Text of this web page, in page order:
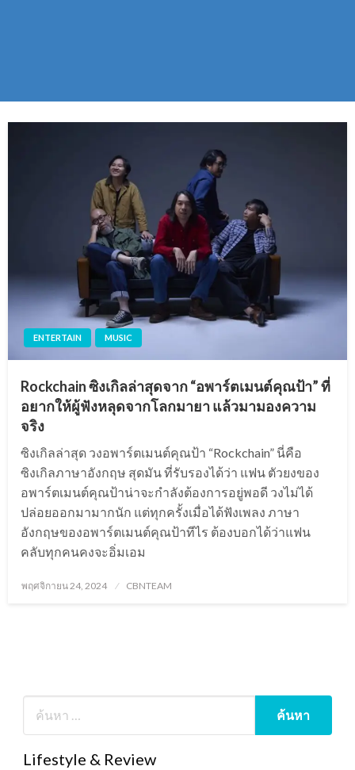
ENTERTAIN MUSIC
Rockchain ซิงเกิลล่าสุดจาก “อพาร์ตเมนต์คุณป้า” ที่
อยากให้ผู้ฟังหลุดจากโลกมายา แล้วมามองความ
จริง
ซิงเกิลล่าสุด วงอพาร์ตเมนต์คุณป้า “Rockchain” นี่คือ
ซิงเกิลภาษาอังกฤษ สุดมัน ที่รับรองได้ว่า แฟน ตัวยงของ
อพาร์ตเมนต์คุณป้าน่าจะกำลังต้องการอยู่พอดี วงไม่ได้
ปล่อยออกมามากนัก แต่ทุกครั้งเมื่อได้ฟังเพลง ภาษา
อังกฤษของอพาร์ตเมนต์คุณป้าทีไร ต้องบอกได้ว่าแฟน
คลับทุกคนคงจะอิ่มเอม
Posted
พฤศจิกายน 24, 2024 CBNTEAM
Lifestyle & Review